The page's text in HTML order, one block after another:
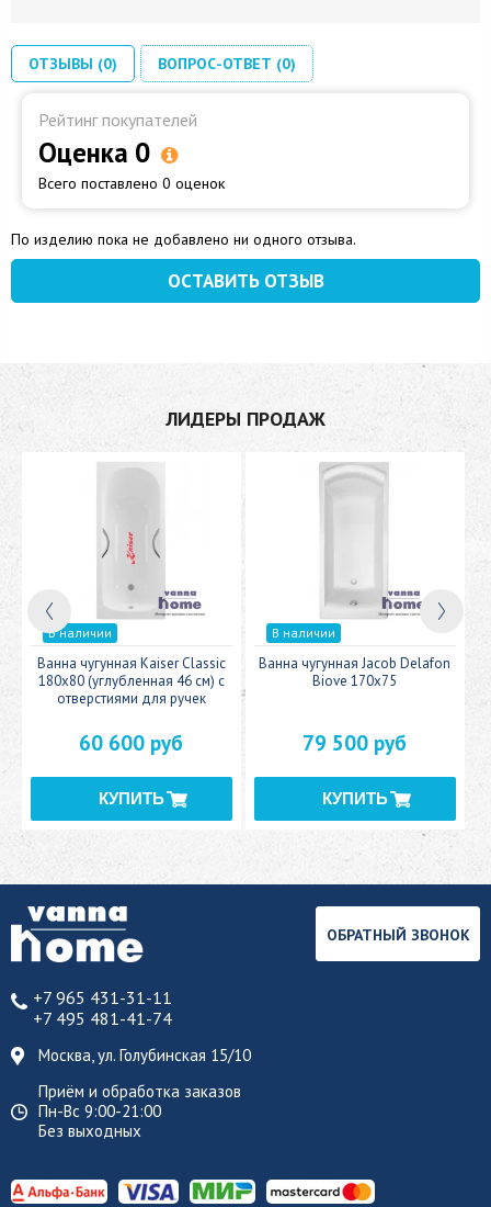
ОТЗЫВЫ (0) ВОПРОС-ОТВЕТ (0)
Рейтинг покупателей
Оценка 0
Всего поставлено 0 оценок
По изделию пока не добавлено ни одного отзыва.
ОСТАВИТЬ ОТЗЫВ
ЛИДЕРЫ ПРОДАЖ
В наличии
Ванна чугунная Kaiser Classic
180x80 (углубленная 46 см) с
отверстиями для ручек
60 600 руб
В наличии
Ванна чугунная Jacob Delafon
Biove 170х75
79 500 руб
+7 965 431-31-11
+7 495 481-41-74
Москва, ул. Голубинская 15/10
Приём и обработка заказов
Пн-Вс 9:00-21:00
Без выходных
ОБРАТНЫЙ ЗВОНОК